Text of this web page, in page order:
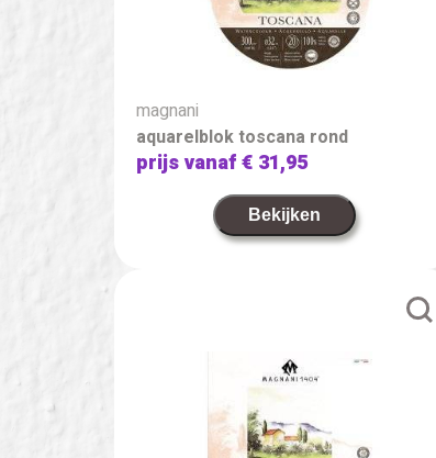
magnani
aquarelblok toscana rond
prijs vanaf€ 31,95
Bekijken